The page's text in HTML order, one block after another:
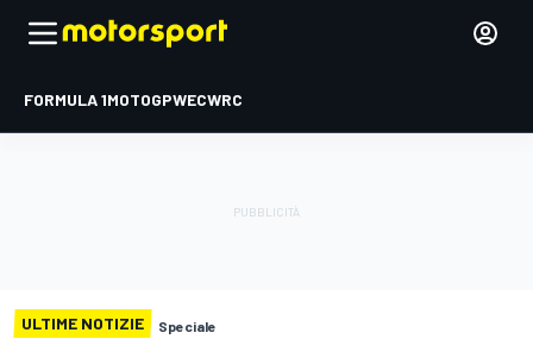
FORMULA 1MOTOGPWECWRC
ULTIME NOTIZIE Speciale